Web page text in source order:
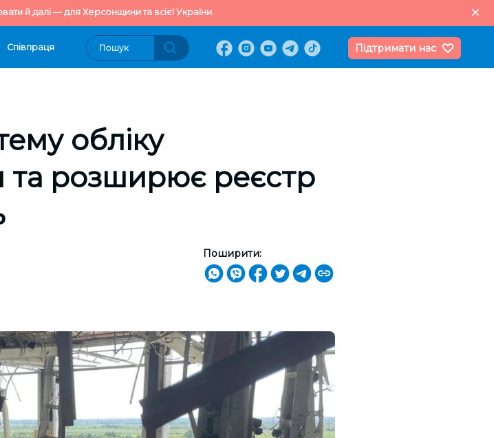
й далі — для Херсонщини та всієї України.
Cпівпраця Підтримати нас
обліку
та розширює реєстр
Поширити: